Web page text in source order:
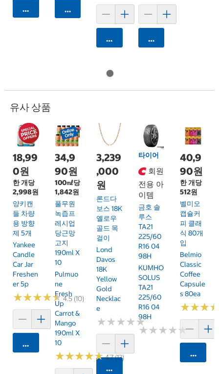
카트에 담기 카트에 담기
카트에 담기 카트에 담기
유사 상품
18,99
0원
한 개당
2,998원
양키캔
들 차량
용 방향
제 5개
Yankee
Candle
Car Jar
Freshen
Er 5p
★★★★★
★★★★★4.5 (10)
카트에 담기
34,9
90원
100㎖당
1,842원
풀무원
녹즙프
레시업
당근망
고지
190ml X
10
Pulmuo
Ne
Fresh
Up
Carrot &
Mango
190ml X
10
★★★★★
★★★★★4.7 (13)
3,239
,000
원
론드다
보스 18K
옐로우
골드 목
걸이
Lond
Davos
18K
Yellow
Gold
Necklac
E
★★★★★
★★★★★
카트에 담기
타이어
회원
전용 아
이템
금호 솔
루스
TA21
225/60
R16 04
98H
KUMHO
SOLUS
TA21
225/60
R16 04
98H
★★★★★
★★★★★
40,9
90원
한 개당
512원
벨미오
캡슐커
피 클래
식 80개
입
Belmio
Classic
Coffee
Capsule
S 80ea
★★★
★★★
카트에